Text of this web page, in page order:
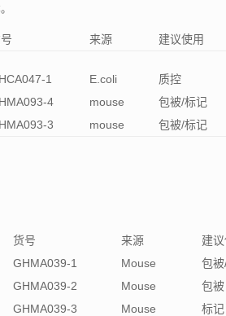
来源 建议使用
1 E.coli 质控
4 mouse 包被/标记
3 mouse 包被/标记
货号 来源 建
GHMA039-1 Mouse 包
GHMA039-2 Mouse 包被
GHMA039-3 Mouse 标记